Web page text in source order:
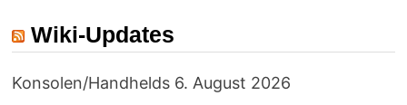
Wiki-Updates
Konsolen/Handhelds 6. August 2026